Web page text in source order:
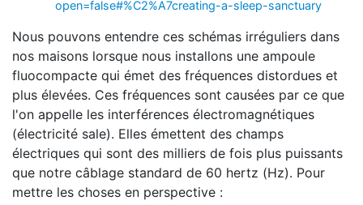
open=false#%C2%A7creating-a-sleep-sanctuary
Nous pouvons entendre ces schémas irréguliers dans
nos maisons lorsque nous installons une ampoule
fluocompacte qui émet des fréquences distordues et
plus élevées. Ces fréquences sont causées par ce que
l'on appelle les interférences électromagnétiques
(électricité sale). Elles émettent des champs
électriques qui sont des milliers de fois plus puissants
que notre câblage standard de 60 hertz (Hz). Pour
mettre les choses en perspective :